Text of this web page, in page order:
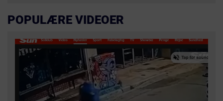
POPULÆRE VIDEOER